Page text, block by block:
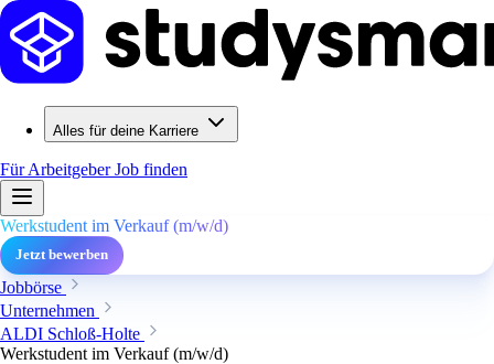
Alles für deine Karriere
Für ArbeitgeberJob finden
Werkstudent im Verkauf (m/w/d)
Jetzt bewerben
Jobbörse
Unternehmen
ALDI Schloß-Holte
Werkstudent im Verkauf (m/w/d)